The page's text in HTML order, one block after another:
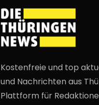
Kostenfreie und top
und Nachrichten aus
Plattform für